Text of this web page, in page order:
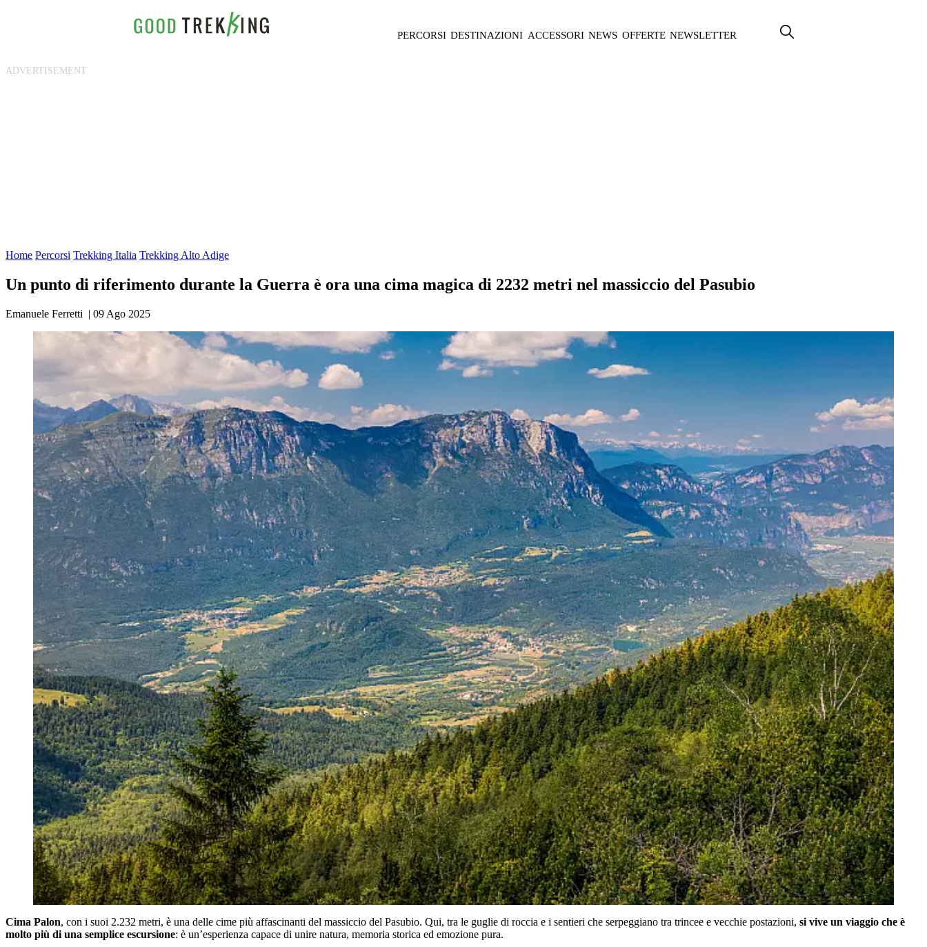
PERCORSI DESTINAZIONI ACCESSORI NEWS OFFERTE NEWSLETTER
Home Percorsi Trekking Italia Trekking Alto Adige
Un punto di riferimento durante la Guerra è ora una cima magica di 2232 metri nel massiccio del Pasubio
Emanuele Ferretti | 09 Ago 2025
Cima Palon, con i suoi 2.232 metri, è una delle cime più affascinanti del massiccio del Pasubio. Qui, tra le guglie di roccia e i sentieri che serpeggiano tra trincee e vecchie postazioni, si vive un viaggio che è
molto più di una semplice escursione: è un’esperienza capace di unire natura, memoria storica ed emozione pura.